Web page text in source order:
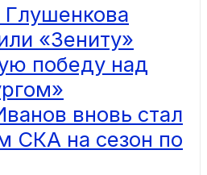
Глушенкова
«Зениту»
победу над
вновь стал
СКА на сезон по